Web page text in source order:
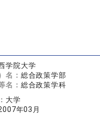
学院大学
名： 総合政策学部
名： 総合政策学科
大学
年03月